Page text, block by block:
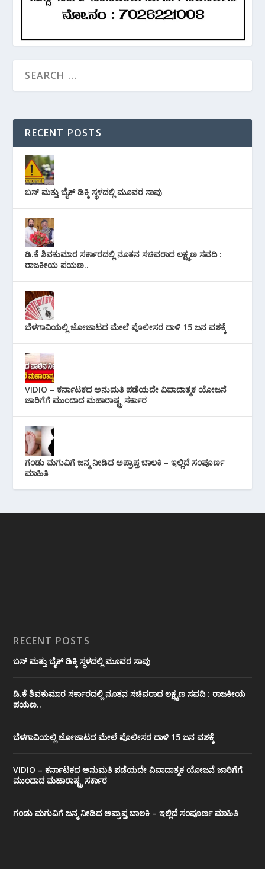
RECENT POSTS
ಬಸ್ ಮತ್ತು ಬೈಕ್ ಡಿಕ್ಕಿ ಸ್ಥಳದಲ್ಲಿ ಮೂವರ ಸಾವು
ಡಿ.ಕೆ ಶಿವಕುಮಾರ ಸರ್ಕಾರದಲ್ಲಿ ನೂತನ ಸಚಿವರಾದ ಲಕ್ಷ್ಮಣ ಸವದಿ :
ರಾಜಕೀಯ ಪಯಣ..
ಬೆಳಗಾವಿಯಲ್ಲಿ ಜೋಜಾಟದ ಮೇಲೆ ಪೊಲೀಸರ ದಾಳಿ 15 ಜನ ವಶಕ್ಕೆ
VIDIO – ಕರ್ನಾಟಕದ ಅನುಮತಿ ಪಡೆಯದೇ ವಿವಾದಾತ್ಮಕ ಯೋಜನೆ
ಜಾರಿಗೆಗೆ ಮುಂದಾದ ಮಹಾರಾಷ್ಟ್ರ ಸರ್ಕಾರ
ಗಂಡು ಮಗುವಿಗೆ ಜನ್ಮ ನೀಡಿದ ಅಪ್ರಾಪ್ತ ಬಾಲಕಿ – ಇಲ್ಲಿದೆ ಸಂಪೂರ್ಣ
ಮಾಹಿತಿ
RECENT POSTS
ಬಸ್ ಮತ್ತು ಬೈಕ್ ಡಿಕ್ಕಿ ಸ್ಥಳದಲ್ಲಿ ಮೂವರ ಸಾವು
ಡಿ.ಕೆ ಶಿವಕುಮಾರ ಸರ್ಕಾರದಲ್ಲಿ ನೂತನ ಸಚಿವರಾದ ಲಕ್ಷ್ಮಣ ಸವದಿ : ರಾಜಕೀಯ
ಪಯಣ..
ಬೆಳಗಾವಿಯಲ್ಲಿ ಜೋಜಾಟದ ಮೇಲೆ ಪೊಲೀಸರ ದಾಳಿ 15 ಜನ ವಶಕ್ಕೆ
VIDIO – ಕರ್ನಾಟಕದ ಅನುಮತಿ ಪಡೆಯದೇ ವಿವಾದಾತ್ಮಕ ಯೋಜನೆ ಜಾರಿಗೆಗೆ
ಮುಂದಾದ ಮಹಾರಾಷ್ಟ್ರ ಸರ್ಕಾರ
ಗಂಡು ಮಗುವಿಗೆ ಜನ್ಮ ನೀಡಿದ ಅಪ್ರಾಪ್ತ ಬಾಲಕಿ – ಇಲ್ಲಿದೆ ಸಂಪೂರ್ಣ ಮಾಹಿತಿ